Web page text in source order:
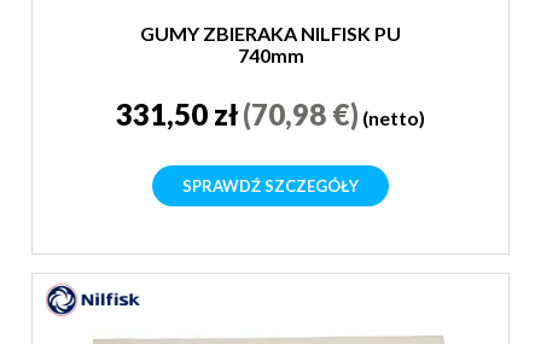
GUMY ZBIERAKA NILFISK PU
740mm
331,50 zł(70,98 €) (netto)
SPRAWDŹ SZCZEGÓŁY